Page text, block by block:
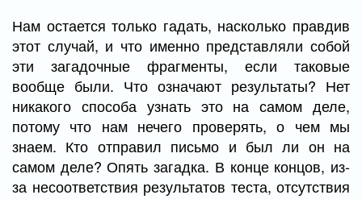
Нам остается только гадать, насколько правдив
этот случай, и что именно представляли собой
эти загадочные фрагменты, если таковые
вообще были. Что означают результаты? Нет
никакого способа узнать это на самом деле,
потому что нам нечего проверять, о чем мы
знаем. Кто отправил письмо и был ли он на
самом деле? Опять загадка. В конце концов, из-
за несоответствия результатов теста, отсутствия